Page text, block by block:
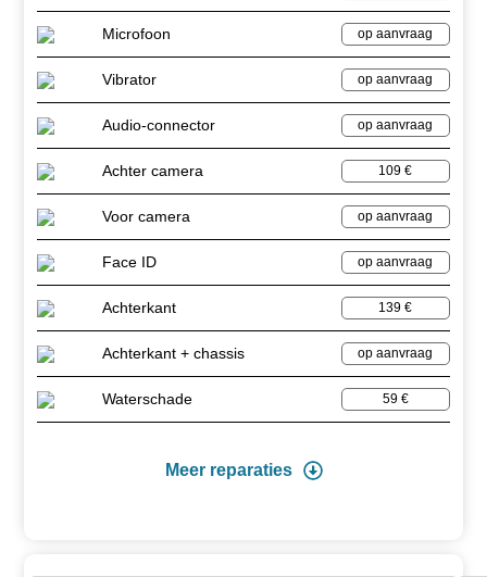
Microfoon op aanvraag
Vibrator op aanvraag
Audio-connector op aanvraag
Achter camera 109 €
Voor camera op aanvraag
Face ID op aanvraag
Achterkant 139 €
Achterkant + chassis op aanvraag
Waterschade 59 €
Meer reparaties